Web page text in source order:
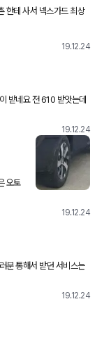
19.12.24
받앗는데
19.12.24
19.12.24
19.12.24